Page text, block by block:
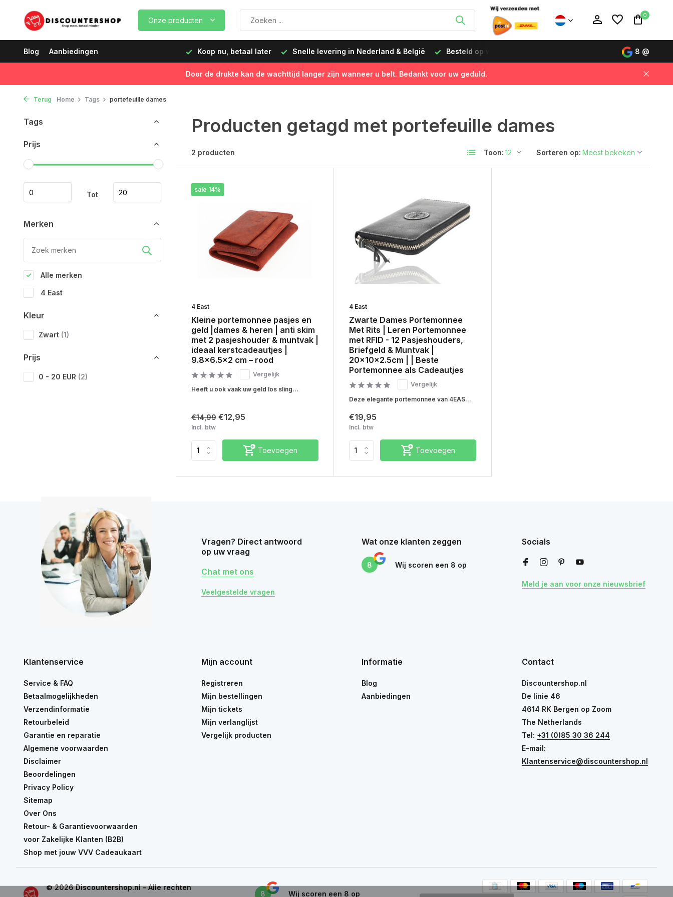
Onze producten
0
Blog Aanbiedingen
vóór 12:00 uur, de volgende dag geleverd! Koop nu, betaal later Snelle levering in Nederland & België Besteld op werkdagen vóór 12:00 uur, de volgende dag
8 @
Door de drukte kan de wachttijd langer zijn wanneer u belt. Bedankt voor uw geduld.
Terug Home Tags portefeuille dames
Tags
Prijs
Tot
Merken
Alle merken
4 East
Kleur
Zwart (1)
Prijs
0 - 20 EUR (2)
Producten getagd met portefeuille dames
2 producten Toon: Sorteren op:
sale 14%
4 East
Kleine portemonnee pasjes en
geld |dames & heren | anti skim
met 2 pasjeshouder & muntvak |
ideaal kerstcadeautjes |
9.8x6.5x2 cm – rood
Vergelijk
Heeft u ook vaak uw geld los sling...
€14,99 €12,95
Incl. btw
Toevoegen
4 East
Zwarte Dames Portemonnee
Met Rits | Leren Portemonnee
met RFID - 12 Pasjeshouders,
Briefgeld & Muntvak |
20x10x2.5cm | | Beste
Portemonnee als Cadeautjes
Vergelijk
Deze elegante portemonnee van 4EAS...
€19,95
Incl. btw
Toevoegen
Vragen? Direct antwoord
op uw vraag
Chat met ons
Veelgestelde vragen
Wat onze klanten zeggen
8 Wij scoren een 8 op
Socials
Meld je aan voor onze nieuwsbrief
Klantenservice
Service & FAQ
Betaalmogelijkheden
Verzendinformatie
Retourbeleid
Garantie en reparatie
Algemene voorwaarden
Disclaimer
Beoordelingen
Privacy Policy
Sitemap
Over Ons
Retour- & Garantievoorwaarden
voor Zakelijke Klanten (B2B)
Shop met jouw VVV Cadeaukaart
Mijn account
Registreren
Mijn bestellingen
Mijn tickets
Mijn verlanglijst
Vergelijk producten
Informatie
Blog
Aanbiedingen
Contact
Discountershop.nl
De linie 46
4614 RK Bergen op Zoom
The Netherlands
Tel: +31 (0)85 30 36 244
E-mail:
Klantenservice@discountershop.nl
© 2026 Discountershop.nl - Alle rechten
8 Wij scoren een 8 op